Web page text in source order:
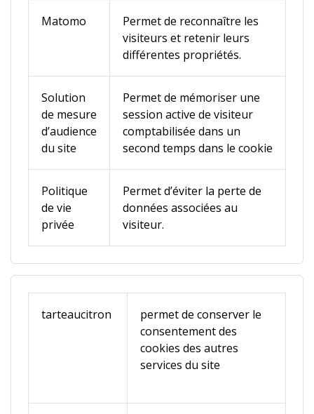
Matomo
Permet de reconnaître les
visiteurs et retenir leurs
différentes propriétés.
Solution
de mesure
d’audience
du site
Permet de mémoriser une
session active de visiteur
comptabilisée dans un
second temps dans le cookie
Politique
de vie
privée
Permet d’éviter la perte de
données associées au
visiteur.
tarteaucitron
permet de conserver le
consentement des
cookies des autres
services du site